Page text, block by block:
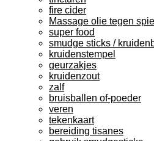
fire cider
Massage olie tegen
super food
smudge sticks /
kruidenstempel
geurzakjes
kruidenzout
zalf
bruisballen of-poeder
veren
tekenkaart
bereiding tisanes